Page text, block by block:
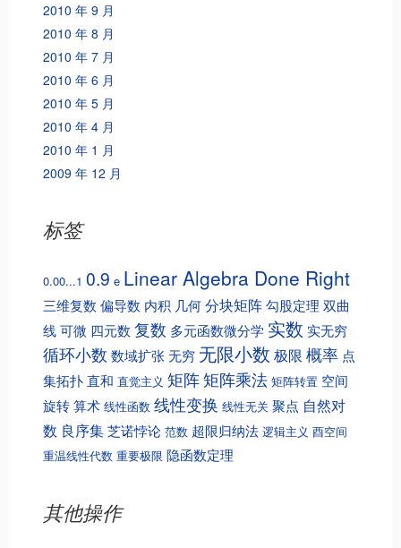
2010 年 9 月
2010 年 8 月
2010 年 7 月
2010 年 6 月
2010 年 5 月
2010 年 4 月
2010 年 1 月
2009 年 12 月
标签
0.00...1 0.9 e Linear Algebra Done Right
三维复数 偏导数 内积 几何分块矩阵勾股定理 双曲
线可微 四元数 复数 多元函数微分学 实数 实无穷
循环小数 数域扩张无穷 无限小数 极限 概率 点
集拓扑直和 直觉主义 矩阵矩阵乘法 矩阵转置 空间
旋转算术 线性函数 线性变换 线性无关 聚点 自然对
数 良序集芝诺悖论 范数 超限归纳法 逻辑主义 酉空间
重温线性代数 重要极限 隐函数定理
其他操作